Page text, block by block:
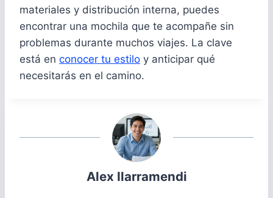
materiales y distribución interna, puedes
encontrar una mochila que te acompañe sin
problemas durante muchos viajes. La clave
está en conocer tu estilo y anticipar qué
necesitarás en el camino.
Alex Ilarramendi